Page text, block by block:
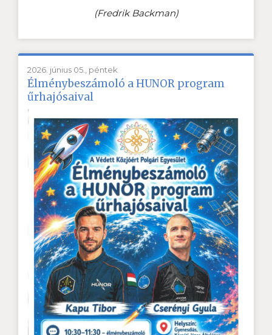
(Fredrik Backman)
2026. június 05., péntek
Élménybeszámoló a HUNOR program
űrhajósaival